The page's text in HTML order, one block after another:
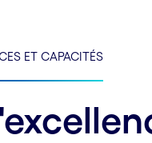
ET CAPACITÉS